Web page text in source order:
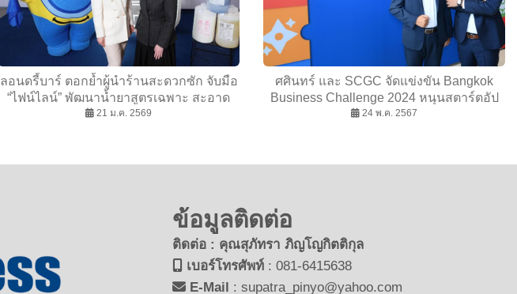
ลอนดรี้บาร์ ตอกย้ำผู้นำร้านสะดวกซัก จับมือ
“ไฟน์ไลน์” พัฒนาน้ำยาสูตรเฉพาะ สะอาด
หอมเหนือระดับ
21 ม.ค. 2569
ศศินทร์ และ SCGC จัดแข่งขัน Bangkok
Business Challenge 2024 หนุนสตาร์ตอัป
สร้างธุรกิจสู่ความยั่งยืน
24 พ.ค. 2567
ข้อมูลติดต่อ
ติดต่อ : คุณสุภัทรา ภิญโญกิตติกุล
เบอร์โทรศัพท์: 081-6415638
E-Mail : supatra_pinyo@yahoo.com